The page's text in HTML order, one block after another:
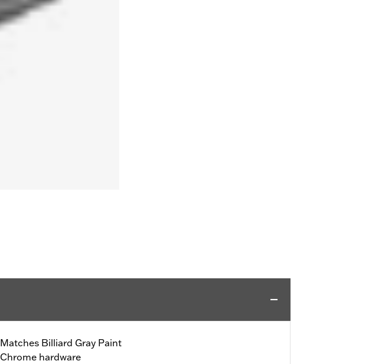
Matches Billiard Gray Paint
Chrome hardware